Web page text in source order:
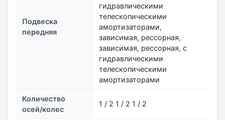
Подвеска
передняя
гидравлическими
телескопическими
амортизаторами,
зависимая, рессорная,
зависимая, рессорная, с
гидравлическими
телескопическими
амортизаторами
Количество
осей/колес
1 / 2 1 / 2 1 / 2